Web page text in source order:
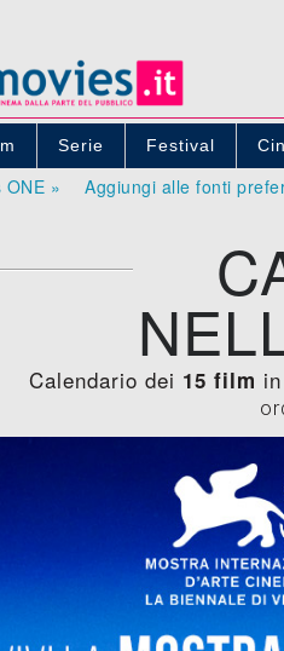
Serie Festival
ONE » Aggiungi alle fonti
Calendario dei 15 film